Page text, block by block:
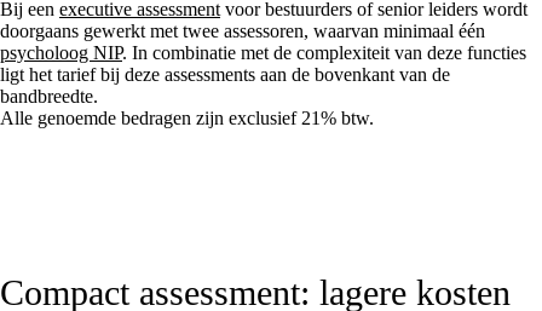
Bij een executive assessment voor bestuurders of senior leiders wordt
doorgaans gewerkt met twee assessoren, waarvan minimaal één
psycholoog NIP. In combinatie met de complexiteit van deze functies
ligt het tarief bij deze assessments aan de bovenkant van de
bandbreedte.
Alle genoemde bedragen zijn exclusief 21% btw.
Compact assessment: lagere kosten